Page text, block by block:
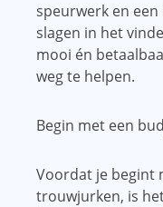
speurwerk en
slagen in het
mooi én
weg te helpen.
Begin met een
Voordat je begint
trouwjurken, is